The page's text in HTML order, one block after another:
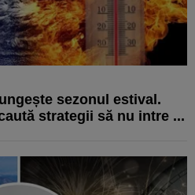
sezonul estival.
strategii să nu intre ...